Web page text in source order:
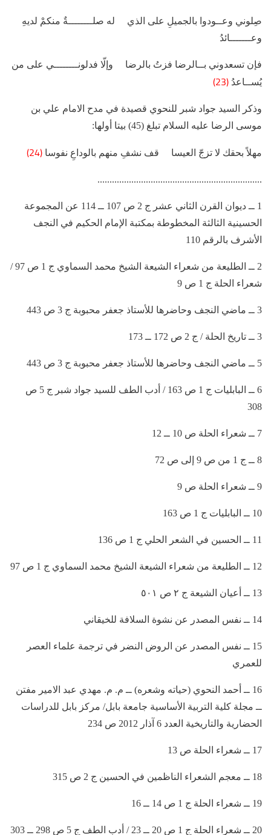
صِلوني وعــودوا بالجميلِ على الذي له صلــــــــةٌ منكمْ لديهِ
وعـــــــائدُ
فإن تسعدوني بــالرضا فزتُ بالرضا وإلّا فدلونــــــــي على من
يُســاعدُ (23)
وذكر السيد جواد شبر للنحوي قصيدة في مدح الامام علي بن
موسى الرضا عليه ‌السلام تبلغ (45) بيتا أولها:
مهلاً بحقك لا تزجّ العيسا قف نشفِ منهم بالوداعِ نفوسا (24)
....................................................................
1 ــ ديوان القرن الثاني عشر ج 2 ص 107 ــ 114 عن المجموعة
الحسينية الثالثة المخطوطة بمكتبة الإمام الحكيم في النجف
الأشرف بالرقم 110
2 ــ الطليعة من شعراء الشيعة الشيخ محمد السماوي ج 1 ص 97 /
شعراء الحلة ج 1 ص 9
3 ــ ماضي النجف وحاضرها للأستاذ جعفر محبوبة ج 3 ص 443
3 ــ تاريخ الحلة / ج 2 ص 172 ــ 173
5 ــ ماضي النجف وحاضرها للأستاذ جعفر محبوبة ج 3 ص 443
6 ــ البابليات ج 1 ص 163 / أدب الطف للسيد جواد شبر ج 5 ص
308
7 ــ شعراء الحلة ص 10 ــ 12
8 ــ ج 1 من ص 9 إلى ص 72
9 ــ شعراء الحلة ص 9
10 ــ البابليات ج 1 ص 163
11 ــ الحسين في الشعر الحلي ج 1 ص 136
12 ــ الطليعة من شعراء الشيعة الشيخ محمد السماوي ج 1 ص 97
13 ــ أعيان الشيعة ج ٢ ص ٥٠١
14 ــ نفس المصدر عن نشوة السلافة للخيقاني
15 ــ نفس المصدر عن الروض النضر في ترجمة علماء العصر
للعمري
16 ــ أحمد النحوي (حياته وشعره) ــ م. م. مهدي عبد الامير مفتن
ــ مجلة كلية التربية الأساسية جامعة بابل/ مركز بابل للدراسات
الحضارية والتاريخية العدد 6 آذار 2012 ص 234
17 ــ شعراء الحلة ص 13
18 ــ معجم الشعراء الناظمين في الحسين ج 2 ص 315
19 ــ شعراء الحلة ج 1 ص 14 ــ 16
20 ــ شعراء الحلة ج 1 ص 20 ــ 23 / أدب الطف ج 5 ص 298 ــ 303